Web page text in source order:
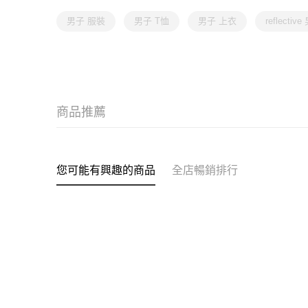
男子 服裝 男子 T恤 男子 上衣 reflective
商品推薦
您可能有興趣的商品 全店暢銷排行